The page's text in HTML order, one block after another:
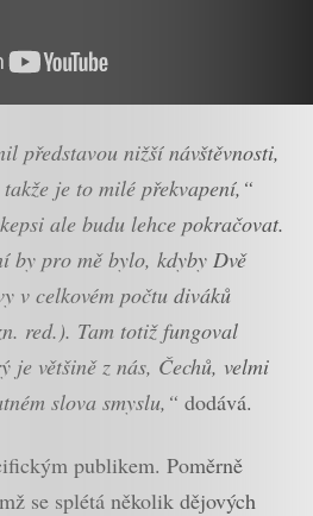
představou nižší návštěvnosti,
je to milé překvapení,“
ale budu lehce pokračovat.
by pro mě bylo, kdyby Dvě
v celkovém počtu diváků
red.). Tam totiž fungoval
je většině z nás, Čechů, velmi
slova smyslu,“ dodává.
publikem. Poměrně
se splétá několik dějových